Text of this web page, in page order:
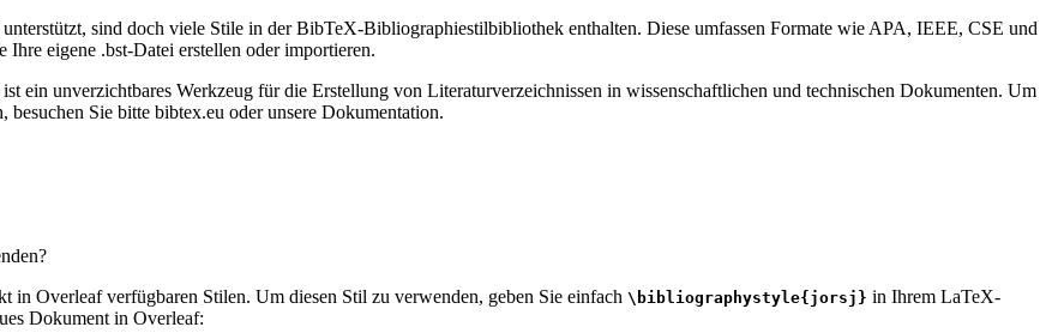
sind doch viele Stile in der BibTeX-Bibliographiestilbibliothek enthalten. Diese umfassen Formate wie APA, IEEE, CSE und
eigene .bst-Datei erstellen oder importieren.
ein unverzichtbares Werkzeug für die Erstellung von Literaturverzeichnissen in wissenschaftlichen und technischen Dokumenten. Um
Sie bitte bibtex.eu oder unsere Dokumentation.
in Overleaf verfügbaren Stilen. Um diesen Stil zu verwenden, geben Sie einfach \bibliographystyle{jorsj} in Ihrem LaTeX-
Dokument in Overleaf: